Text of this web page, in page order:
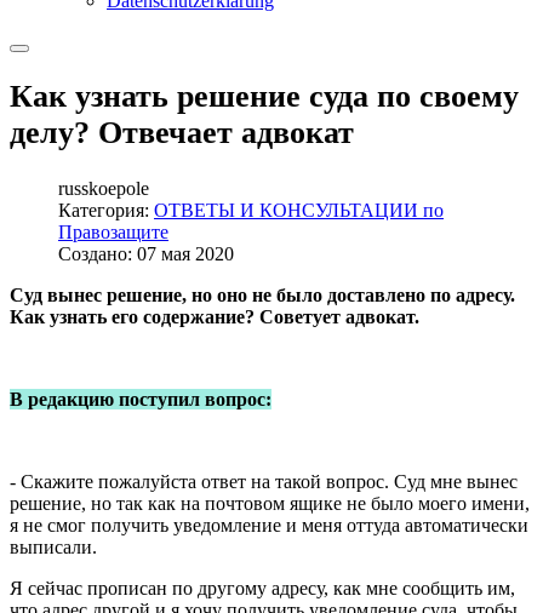
Как узнать решение суда по своему
делу? Отвечает адвокат
russkoepole
Категория: ОТВЕТЫ И КОНСУЛЬТАЦИИ по
Правозащите
Создано: 07 мая 2020
Суд вынес решение, но оно не было доставлено по адресу.
Как узнать его содержание? Советует адвокат.
В редакцию поступил вопрос:
- Скажите пожалуйста ответ на такой вопрос. Суд мне вынес
решение, но так как на почтовом ящике не было моего имени,
я не смог получить уведомление и меня оттуда автоматически
выписали.
Я сейчас прописан по другому адресу, как мне сообщить им,